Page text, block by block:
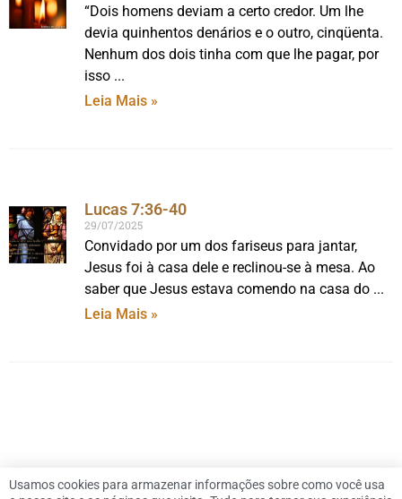
“Dois homens deviam a certo credor. Um lhe
devia quinhentos denários e o outro, cinqüenta.
Nenhum dos dois tinha com que lhe pagar, por
isso
Leia Mais »
Lucas 7:36-40
29/07/2025
Convidado por um dos fariseus para jantar,
Jesus foi à casa dele e reclinou-se à mesa. Ao
saber que Jesus estava comendo na casa do
Leia Mais »
Usamos cookies para armazenar informações sobre como você usa